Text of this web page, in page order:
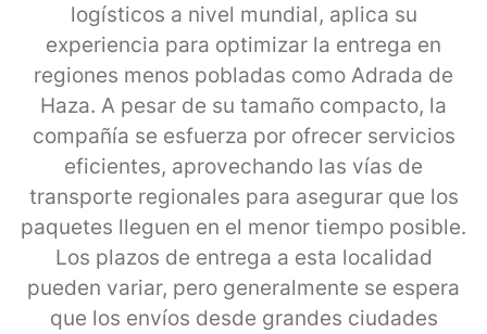
logísticos a nivel mundial, aplica su
experiencia para optimizar la entrega en
regiones menos pobladas como Adrada de
Haza. A pesar de su tamaño compacto, la
compañía se esfuerza por ofrecer servicios
eficientes, aprovechando las vías de
transporte regionales para asegurar que los
paquetes lleguen en el menor tiempo posible.
Los plazos de entrega a esta localidad
pueden variar, pero generalmente se espera
que los envíos desde grandes ciudades